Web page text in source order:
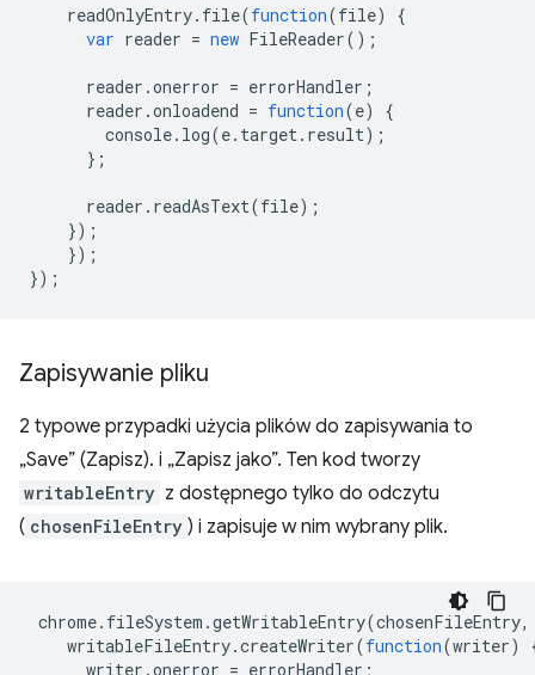
readOnlyEntry. file(function(file)
{
var reader = new FileReader();
reader .onerror = errorHandler ;
reader .onloadend = function(e)
{
console. log(e. target. result);
};
reader . readAsText(file);
});
});
});
Zapisywanie pliku
2 typowe przypadki użycia plików do zapisywania to
„Save” (Zapisz). i „Zapisz jako”. Ten kod tworzy
writableEntry z dostępnego tylko do odczytu
( chosenFileEntry ) i zapisuje w nim wybrany plik.
chrome. fileSystem .getWritableEntry(chosenFileEntry,
writableFileEntry.createWriter(function(writer)
writer .onerror = errorHandler ;